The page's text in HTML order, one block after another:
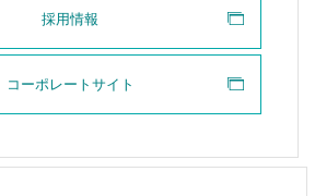
採用情報
コーポレートサイト